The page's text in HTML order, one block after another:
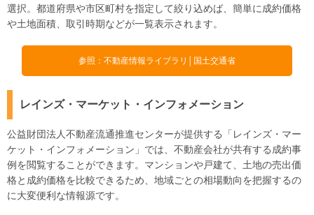
選択。都道府県や市区町村を指定して絞り込めば、簡単に成約価格
や土地面積、取引時期などが一覧表示されます。
参照：不動産情報ライブラリ│国土交通省
レインズ・マーケット・インフォメーション
公益財団法人不動産流通推進センターが提供する「レインズ・マー
ケット・インフォメーション」では、不動産会社が共有する成約事
例を閲覧することができます。マンションや戸建て、土地の売出価
格と成約価格を比較できるため、地域ごとの相場動向を把握するの
に大変便利な情報源です。